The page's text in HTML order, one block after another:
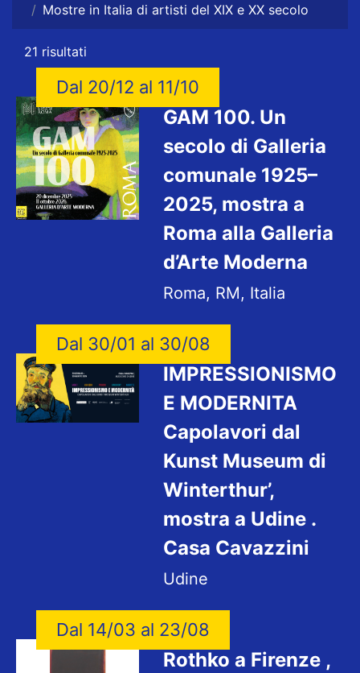
Mostre in Italia di artisti del XIX e XX secolo
21 risultati
Dal 20/12 al 11/10
GAM 100. Un
secolo di Galleria
comunale 1925–
2025, mostra a
Roma alla Galleria
d’Arte Moderna
Roma, RM, Italia
Dal 30/01 al 30/08
IMPRESSIONISMO
E MODERNITA
Capolavori dal
Kunst Museum di
Winterthur’,
mostra a Udine .
Casa Cavazzini
Udine
Dal 14/03 al 23/08
Rothko a Firenze ,